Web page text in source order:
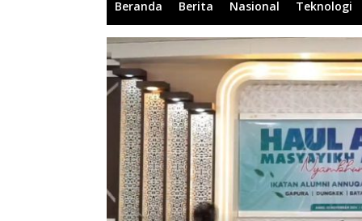
Beranda Berita Nasional Teknologi